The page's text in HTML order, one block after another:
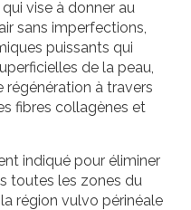
vise à donner au
sans imperfections,
puissants qui
de la peau,
régénération à travers
fibres collagènes et
indiqué pour éliminer
toutes les zones du
région vulvo périnéale